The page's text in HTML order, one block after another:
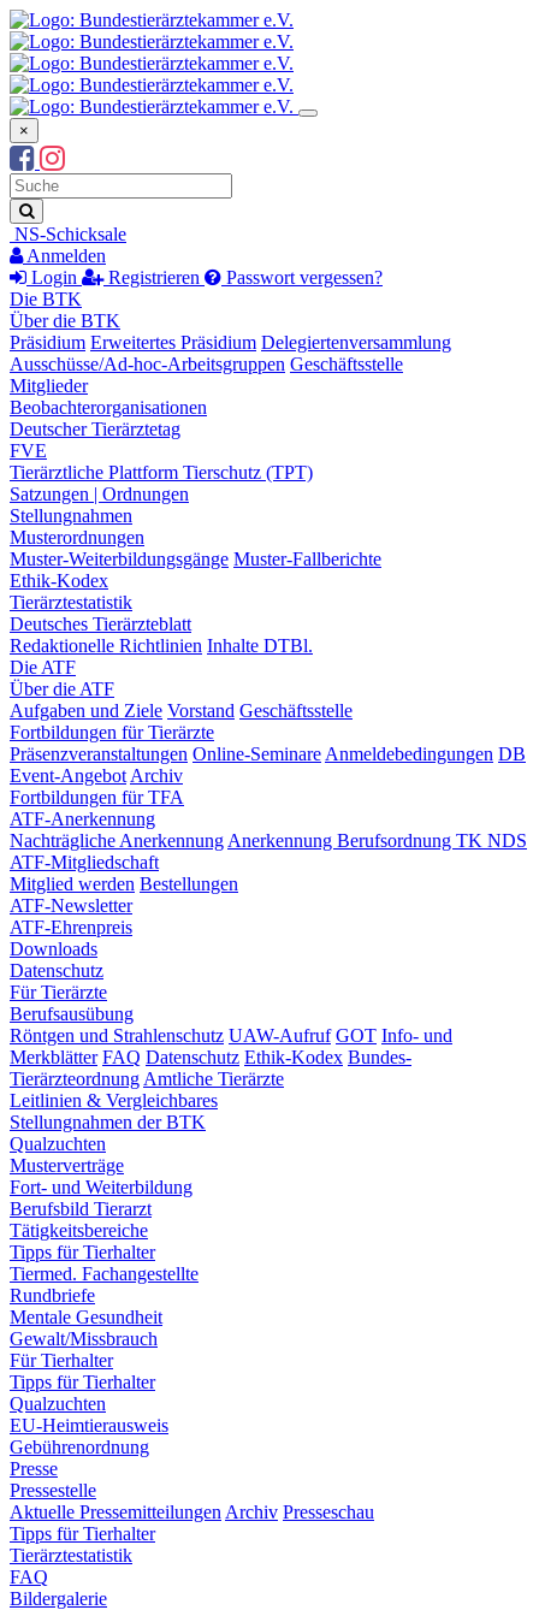
×
Suchbegriff
Suche
NS-Schicksale
Anmelden
Login
Registrieren
Passwort vergessen?
Die BTK
Über die BTK
Präsidium Erweitertes Präsidium Delegiertenversammlung
Ausschüsse/Ad-hoc-Arbeitsgruppen Geschäftsstelle
Mitglieder
Beobachterorganisationen
Deutscher Tierärztetag
FVE
Tierärztliche Plattform Tierschutz (TPT)
Satzungen | Ordnungen
Stellungnahmen
Musterordnungen
Muster-Weiterbildungsgänge Muster-Fallberichte
Ethik-Kodex
Tierärztestatistik
Deutsches Tierärzteblatt
Redaktionelle Richtlinien Inhalte DTBl.
Die ATF
Über die ATF
Aufgaben und Ziele Vorstand Geschäftsstelle
Fortbildungen für Tierärzte
Präsenzveranstaltungen Online-Seminare Anmeldebedingungen DB
Event-Angebot Archiv
Fortbildungen für TFA
ATF-Anerkennung
Nachträgliche Anerkennung Anerkennung Berufsordnung TK NDS
ATF-Mitgliedschaft
Mitglied werden Bestellungen
ATF-Newsletter
ATF-Ehrenpreis
Downloads
Datenschutz
Für Tierärzte
Berufsausübung
Röntgen und Strahlenschutz UAW-Aufruf GOT Info- und
Merkblätter FAQ Datenschutz Ethik-Kodex Bundes-
Tierärzteordnung Amtliche Tierärzte
Leitlinien & Vergleichbares
Stellungnahmen der BTK
Qualzuchten
Musterverträge
Fort- und Weiterbildung
Berufsbild Tierarzt
Tätigkeitsbereiche
Tipps für Tierhalter
Tiermed. Fachangestellte
Rundbriefe
Mentale Gesundheit
Gewalt/Missbrauch
Für Tierhalter
Tipps für Tierhalter
Qualzuchten
EU-Heimtierausweis
Gebührenordnung
Presse
Pressestelle
Aktuelle Pressemitteilungen Archiv Presseschau
Tipps für Tierhalter
Tierärztestatistik
FAQ
Bildergalerie